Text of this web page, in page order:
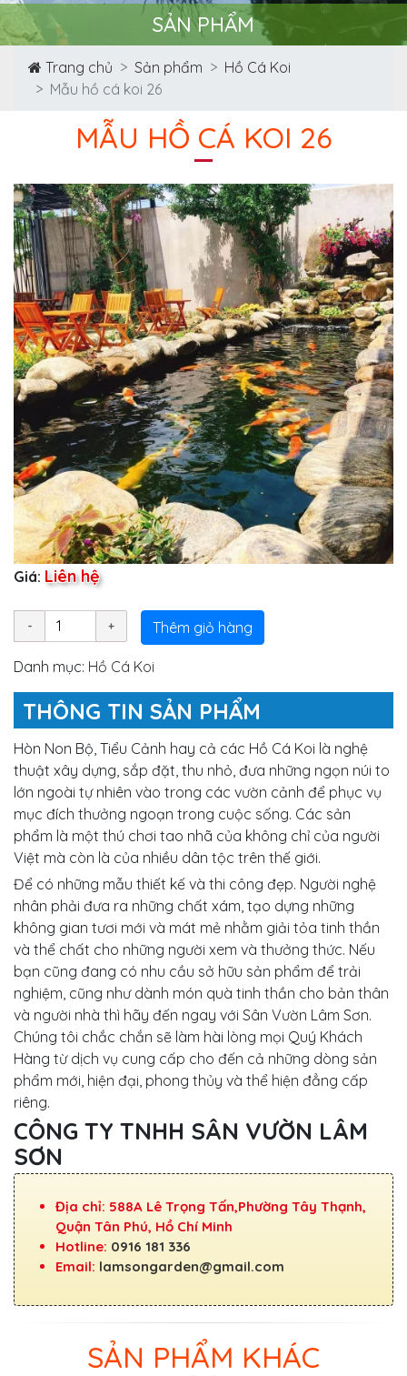
SẢN PHẨM
Trang chủ Sản phẩm
Hồ Cá Koi
Mẫu hồ cá koi 26
MẪU HỒ CÁ KOI 26
Giá: Liên hệ
Thêm giỏ hàng
Danh mục: Hồ Cá Koi
THÔNG TIN SẢN PHẨM
Hòn Non Bộ, Tiểu Cảnh hay cả các Hồ Cá Koi là nghệ
thuật xây dựng, sắp đặt, thu nhỏ, đưa những ngọn núi to
lớn ngoài tự nhiên vào trong các vườn cảnh để phục vụ
mục đích thưởng ngoạn trong cuộc sống. Các sản
phẩm là một thú chơi tao nhã của không chỉ của người
Việt mà còn là của nhiều dân tộc trên thế giới.
Để có những mẫu thiết kế và thi công đẹp. Người nghệ
nhân phải đưa ra những chất xám, tạo dựng những
không gian tươi mới và mát mẻ nhằm giải tỏa tinh thần
và thể chất cho những người xem và thưởng thức. Nếu
bạn cũng đang có nhu cầu sở hữu sản phẩm để trải
nghiệm, cũng như dành món quà tinh thần cho bản thân
và người nhà thì hãy đến ngay với Sân Vườn Lâm Sơn.
Chúng tôi chắc chắn sẽ làm hài lòng mọi Quý Khách
Hàng từ dịch vụ cung cấp cho đến cả những dòng sản
phẩm mới, hiện đại, phong thủy và thể hiện đẳng cấp
riêng.
CÔNG TY TNHH SÂN VƯỜN LÂM
SƠN
Địa chỉ: 588A Lê Trọng Tấn,Phường Tây Thạnh,
Quận Tân Phú, Hồ Chí Minh
Hotline: 0916 181 336
Email: lamsongarden@gmail.com
SẢN PHẨM KHÁC